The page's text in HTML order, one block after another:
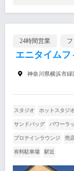
24時間営業
エニタイム
神奈川県横浜市
スタジオ ホットスタジオ
サンドバッグ パワーラ
プロテインラウンジ 売
有料駐車場 駅近